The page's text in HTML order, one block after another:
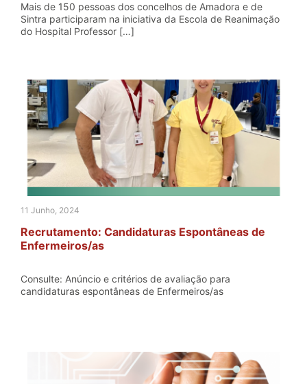
Mais de 150 pessoas dos concelhos de Amadora e de
Sintra participaram na iniciativa da Escola de Reanimação
do Hospital Professor […]
11 Junho, 2024
Recrutamento: Candidaturas Espontâneas de
Enfermeiros/as
Consulte: Anúncio e critérios de avaliação para
candidaturas espontâneas de Enfermeiros/as